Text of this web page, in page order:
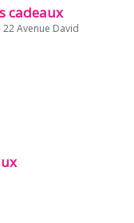
Avenue David